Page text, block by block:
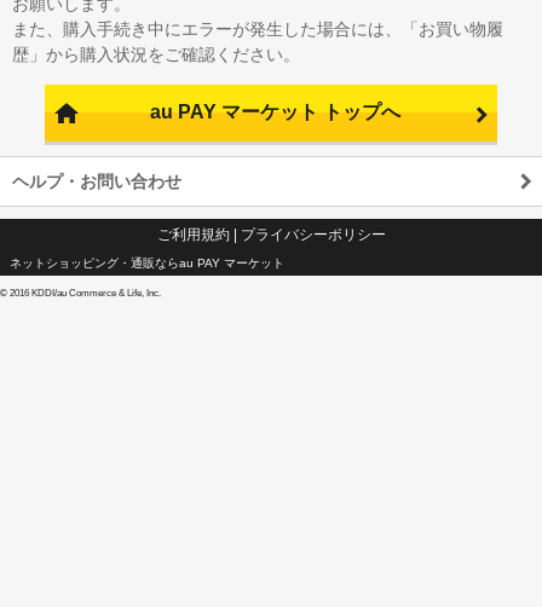
また、購入手続き中にエラーが発生した場合には、「お買い物履
歴」から購入状況をご確認ください。
au PAY マーケット トップへ
ヘルプ・お問い合わせ
ご利用規約| プライバシーポリシー
ネットショッピング・通販ならau PAY マーケット
© 2016 KDDI/au Commerce & Life, Inc.